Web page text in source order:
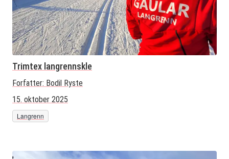
Trimtex langrennskle
Forfatter: Bodil Ryste
15. oktober 2025
Langrenn